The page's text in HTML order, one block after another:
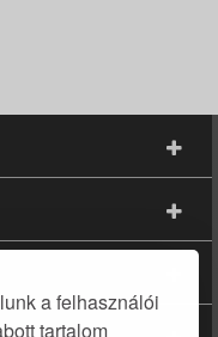
a felhasználói
tartalom